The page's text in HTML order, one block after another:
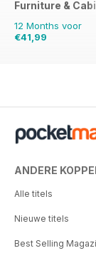
Furniture &
12 Months voor
€41,99
ANDERE
Alle titels
Nieuwe titels
Best Selling